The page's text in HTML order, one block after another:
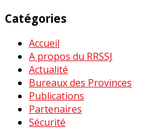
Catégories
Accueil
A propos du RRSSJ
Actualité
Bureaux des Provinces
Publications
Partenaires
Sécurité